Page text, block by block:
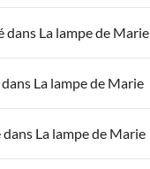
dans La lampe de Marie
La lampe de Marie
dans La lampe de Marie